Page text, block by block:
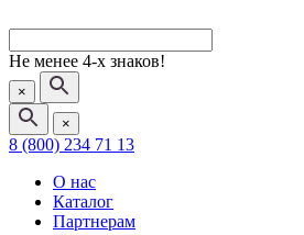
Не менее 4-х знаков!
×
×
8 (800) 234 71 13
О нас
Каталог
Партнерам